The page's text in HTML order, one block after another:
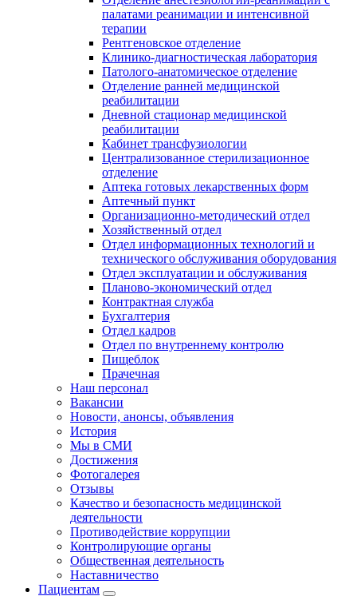
палатами реанимации и интенсивной
терапии
Рентгеновское отделение
Клинико-диагностическая лаборатория
Патолого-анатомическое отделение
Отделение ранней медицинской
реабилитации
Дневной стационар медицинской
реабилитации
Кабинет трансфузиологии
Централизованное стерилизационное
отделение
Аптека готовых лекарственных форм
Аптечный пункт
Организационно-методический отдел
Хозяйственный отдел
Отдел информационных технологий и
технического обслуживания оборудования
Отдел эксплуатации и обслуживания
Планово-экономический отдел
Контрактная служба
Бухгалтерия
Отдел кадров
Отдел по внутреннему контролю
Пищеблок
Прачечная
Наш персонал
Вакансии
Новости, анонсы, объявления
История
Мы в СМИ
Достижения
Фотогалерея
Отзывы
Качество и безопасность медицинской
деятельности
Противодействие коррупции
Контролирующие органы
Общественная деятельность
Наставничество
Пациентам